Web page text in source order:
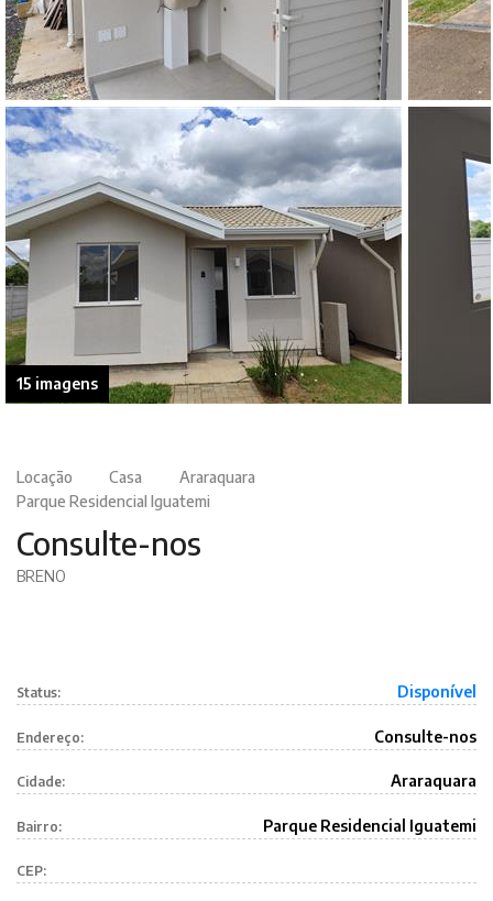
15 imagens
Locação Casa
Araraquara
Parque Residencial Iguatemi
Consulte-nos
BRENO
Status: Disponível
Endereço: Consulte-nos
Cidade: Araraquara
Bairro: Parque Residencial Iguatemi
CEP: